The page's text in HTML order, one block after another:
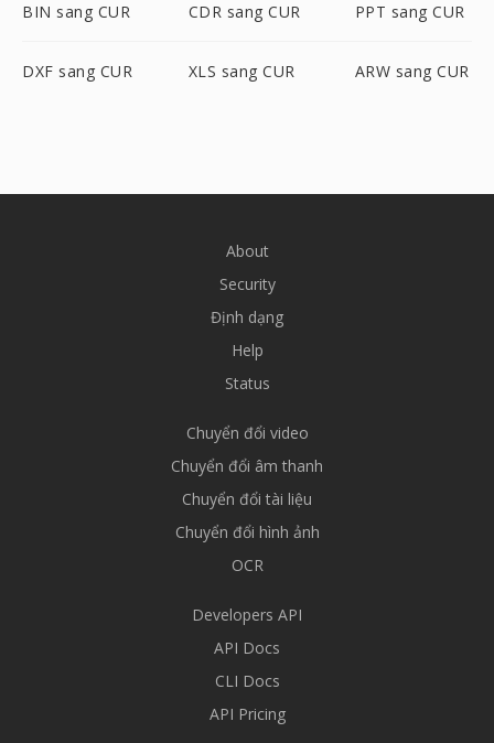
BIN sang CUR CDR sang CUR PPT sang CUR
DXF sang CUR XLS sang CUR ARW sang CUR
About
Security
Định dạng
Help
Status
Chuyển đổi video
Chuyển đổi âm thanh
Chuyển đổi tài liệu
Chuyển đổi hình ảnh
OCR
Developers API
API Docs
CLI Docs
API Pricing